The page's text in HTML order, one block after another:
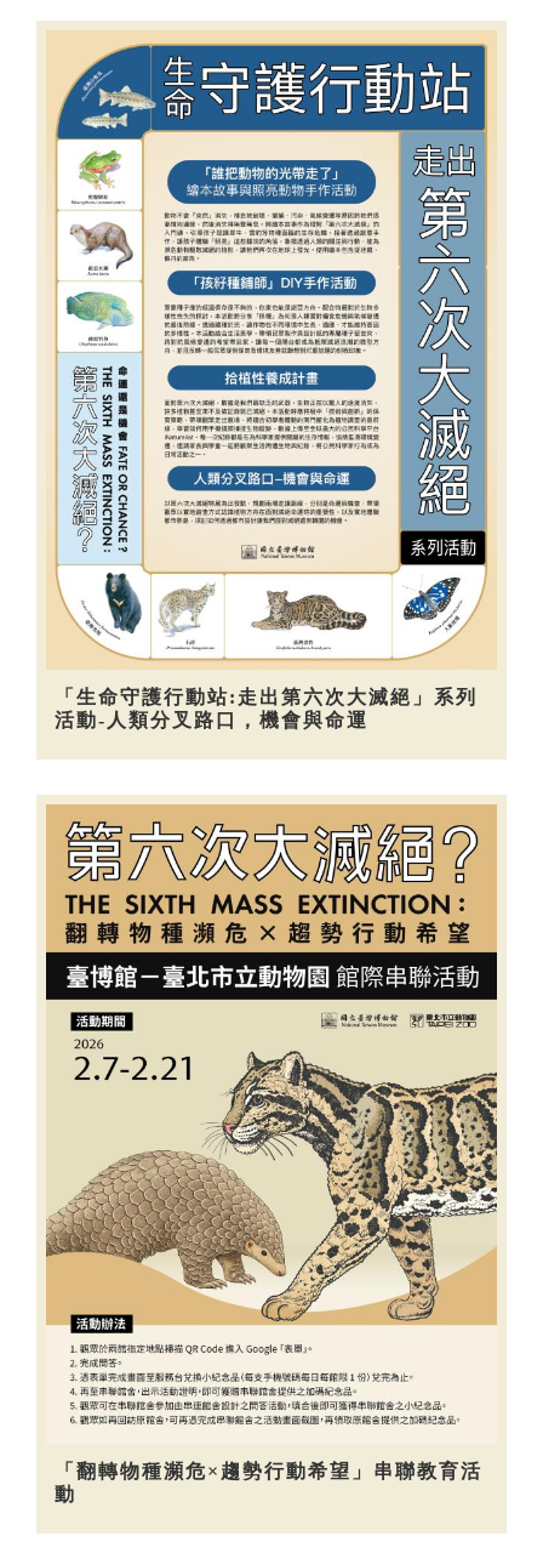
「生命守護行動站:走出第六次大滅絕」系列
活動-人類分叉路口，機會與命運
「翻轉物種瀕危×趨勢行動希望」串聯教育活
動